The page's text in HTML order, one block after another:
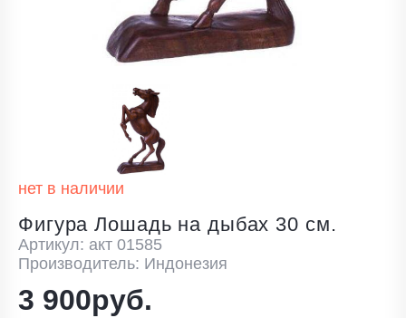
нет в наличии
Фигура Лошадь на дыбах 30 см.
Артикул: акт 01585
Производитель: Индонезия
3 900руб.